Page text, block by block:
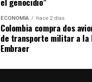
ECONOMÍA hace 2 días
Colombia compra dos
de transporte militar a la
Embraer